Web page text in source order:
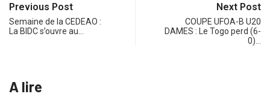
Previous Post
Semaine de la CEDEAO :
La BIDC s’ouvre au…
Next Post
COUPE UFOA-B U20
DAMES : Le Togo perd (6-
0)…
A lire